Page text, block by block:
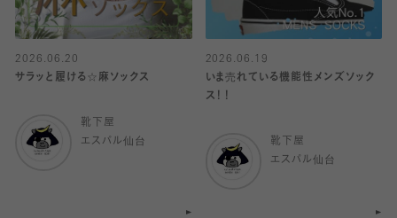
2026.06.20
サラッと履ける☆麻ソックス
靴下屋
エスパル仙台
2026.06.19
いま売れている機能性メンズソック
ス！！
靴下屋
エスパル仙台